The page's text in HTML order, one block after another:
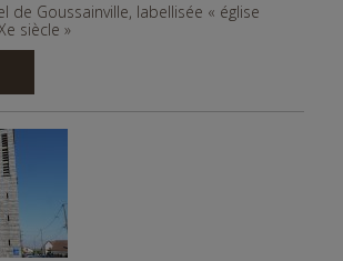
de Goussainville, labellisée « église
siècle »